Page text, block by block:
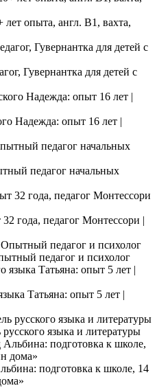
лет опыта, англ. B1, вахта,
Гувернантка для детей с
Надежда: опыт 16 лет |
педагог начальных
года, педагог Монтессори |
педагог и психолог
Татьяна: опыт 5 лет |
языка и литературы
подготовка к школе, 14